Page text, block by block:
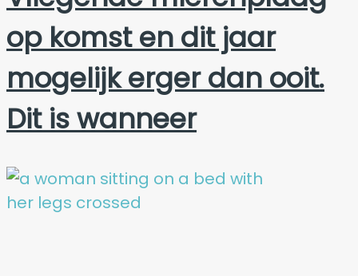
op komst en dit jaar
mogelijk erger dan ooit.
Dit is wanneer